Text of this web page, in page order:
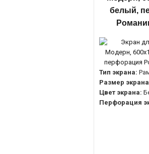
белый,
Тип экрана:
Размер
Цвет экрана:
Перфорация